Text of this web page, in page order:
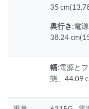
35
奥行き:電
38.24
幅:電源と
態、44.09